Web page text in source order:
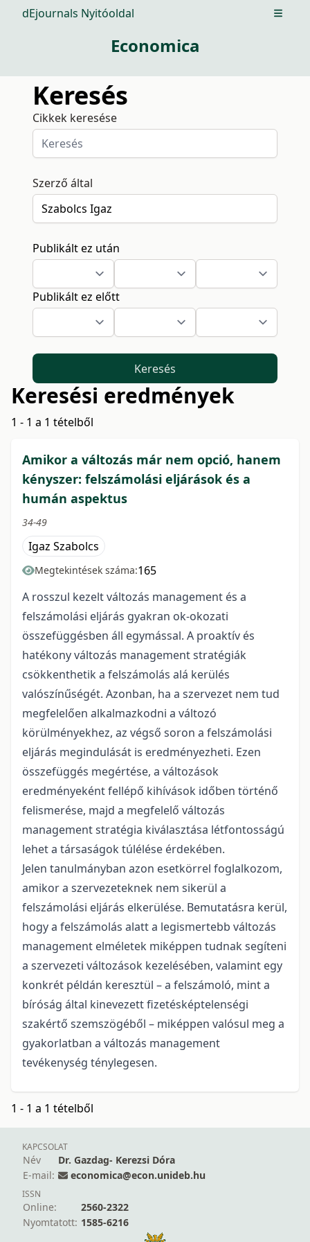
dEjournals Nyitóoldal Open
Economica
Keresés
Cikkek keresése
Szerző által
Publikált ez után
Publikált ez előtt
Keresés
Keresési eredmények
1 - 1 a 1 tételből
Amikor a változás már nem opció, hanem
kényszer: felszámolási eljárások és a
humán aspektus
34-49
Igaz Szabolcs
Megtekintések száma:165
A rosszul kezelt változás management és a
felszámolási eljárás gyakran ok-okozati
összefüggésben áll egymással. A proaktív és
hatékony változás management stratégiák
csökkenthetik a felszámolás alá kerülés
valószínűségét. Azonban, ha a szervezet nem tud
megfelelően alkalmazkodni a változó
körülményekhez, az végső soron a felszámolási
eljárás megindulását is eredményezheti. Ezen
összefüggés megértése, a változások
eredményeként fellépő kihívások időben történő
felismerése, majd a megfelelő változás
management stratégia kiválasztása létfontosságú
lehet a társaságok túlélése érdekében.
Jelen tanulmányban azon esetkörrel foglalkozom,
amikor a szervezeteknek nem sikerül a
felszámolási eljárás elkerülése. Bemutatásra kerül,
hogy a felszámolás alatt a legismertebb változás
management elméletek miképpen tudnak segíteni
a szervezeti változások kezelésében, valamint egy
konkrét példán keresztül – a felszámoló, mint a
bíróság által kinevezett fizetésképtelenségi
szakértő szemszögéből – miképpen valósul meg a
gyakorlatban a változás management
tevékenység ténylegesen.
1 - 1 a 1 tételből
KAPCSOLAT
Név
Dr. Gazdag- Kerezsi Dóra
E-mail:
economica@econ.unideb.hu
ISSN
Online:
2560-2322
Nyomtatott: 1585-6216